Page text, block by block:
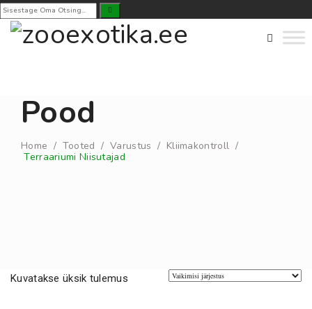
Pood
Home / Tooted /Varustus / Kliimakontroll /
Terraariumi Niisutajad
Kuvatakse üksik tulemus